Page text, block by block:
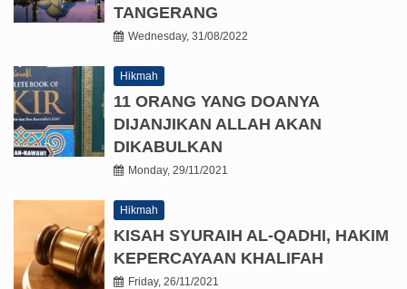
TANGERANG
Wednesday, 31/08/2022
Hikmah
11 ORANG YANG DOANYA
DIJANJIKAN ALLAH AKAN
DIKABULKAN
Monday, 29/11/2021
Hikmah
KISAH SYURAIH AL-QADHI, HAKIM
KEPERCAYAAN KHALIFAH
Friday, 26/11/2021